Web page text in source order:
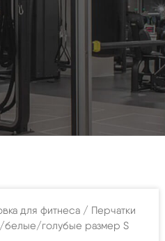
для фитнеса / Перчатки
белые/голубые размер S